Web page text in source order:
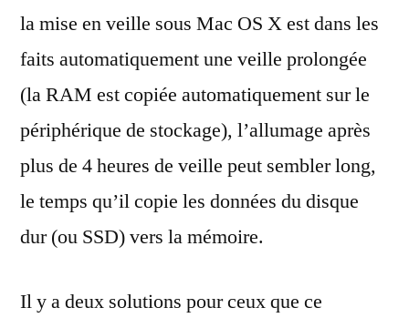
la mise en veille sous Mac OS X est dans les
faits automatiquement une veille prolongée
(la RAM est copiée automatiquement sur le
périphérique de stockage), l’allumage après
plus de 4 heures de veille peut sembler long,
le temps qu’il copie les données du disque
dur (ou SSD) vers la mémoire.
Il y a deux solutions pour ceux que ce